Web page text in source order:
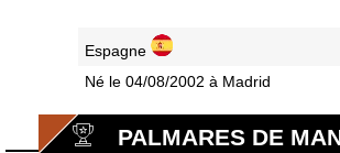
Espagne
Né le 04/08/2002 à Madrid
PALMARES DE